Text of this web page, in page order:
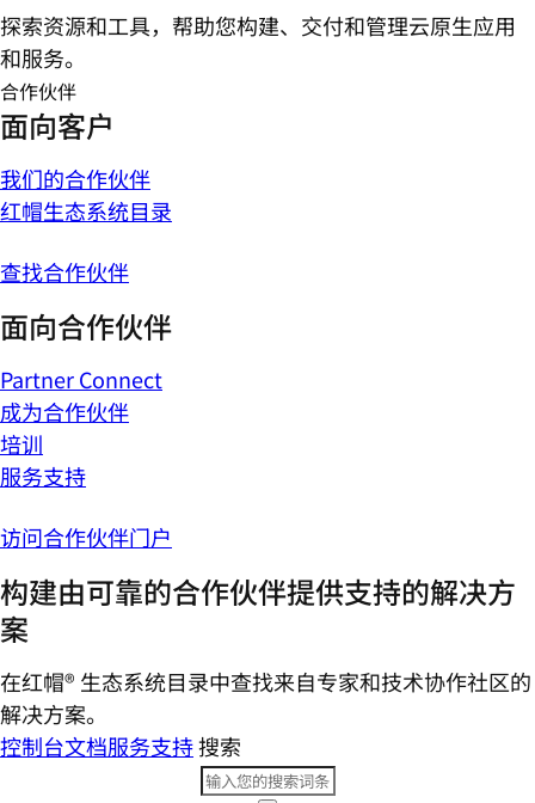
探索资源和工具，帮助您构建、交付和管理云原生应用
和服务。
合作伙伴
面向客户
我们的合作伙伴
红帽生态系统目录
查找合作伙伴
面向合作伙伴
Partner Connect
成为合作伙伴
培训
服务支持
访问合作伙伴门户
构建由可靠的合作伙伴提供支持的解决方
案
在红帽® 生态系统目录中查找来自专家和技术协作社区的
解决方案。
控制台文档服务支持搜索